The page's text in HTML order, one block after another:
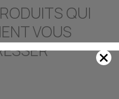
QUI
VOUS